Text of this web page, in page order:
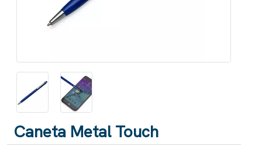
Caneta Metal Touch